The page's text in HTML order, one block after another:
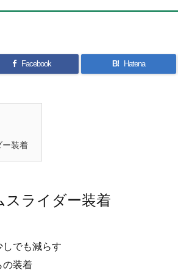
Facebook B! Hatena
ー装着
スライダー装着
でも減らす
の装着